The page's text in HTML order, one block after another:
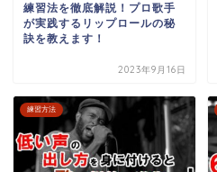
練習法を徹底解説！プロ歌手
が実践するリップロールの秘
訣を教えます！
2023年9月16日
練習方法